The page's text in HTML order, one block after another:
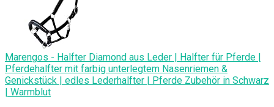
Marengos - Halfter Diamond aus Leder | Halfter für Pferde |
Pferdehalfter mit farbig unterlegtem Nasenriemen &
Genickstück | edles Lederhalfter | Pferde Zubehör in Schwarz
| Warmblut